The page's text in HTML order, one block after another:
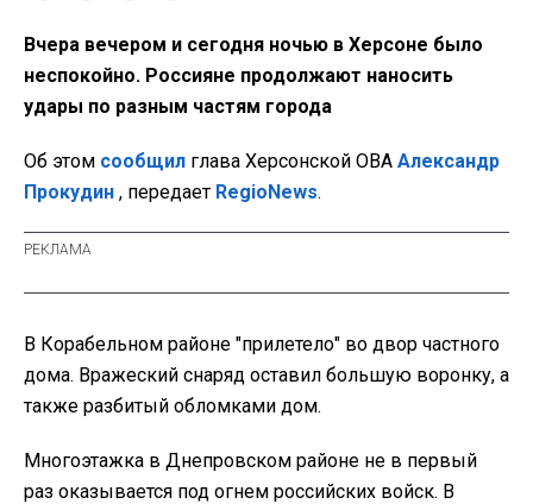
Вчера вечером и сегодня ночью в Херсоне было
неспокойно. Россияне продолжают наносить
удары по разным частям города
Об этом сообщил глава Херсонской ОВА Александр
Прокудин , передает RegioNews.
В Корабельном районе "прилетело" во двор частного
дома. Вражеский снаряд оставил большую воронку, а
также разбитый обломками дом.
Многоэтажка в Днепровском районе не в первый
раз оказывается под огнем российских войск. В